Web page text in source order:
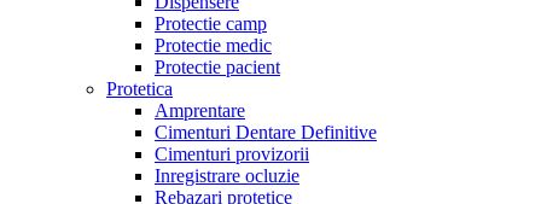
Protectie camp
Protectie medic
Protectie pacient
Protetica
Amprentare
Cimenturi Dentare Definitive
Cimenturi provizorii
Inregistrare ocluzie
Rebazari protetice